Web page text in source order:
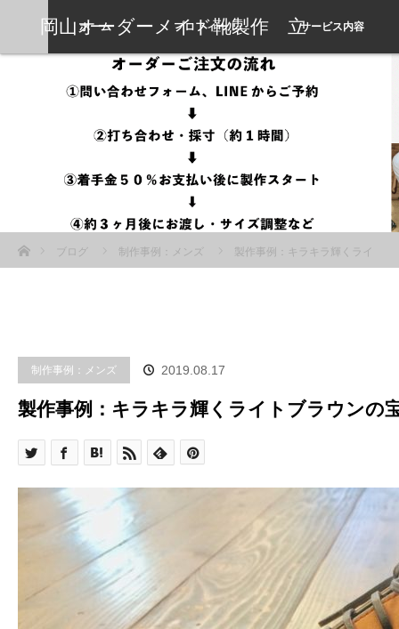
岡山オーダーメイド靴製作 立
岡靴工房
ホーム プロフィール サービス内容
ブログ
制作事例：メンズ 製作事例：キラキラ輝くライ
制作事例：メンズ 2019.08.17
製作事例：キラキラ輝くライトブラウンの